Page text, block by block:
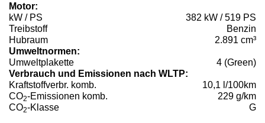
Motor:
kW / PS
382 kW / 519 PS
Treibstoff
Benzin
Hubraum
2.891 cm³
Umweltnormen:
Umweltplakette
4 (Green)
Verbrauch und Emissionen nach WLTP:
Kraftstoffverbr. komb.
10,1 l/100km
CO2-Emissionen komb.
229 g/km
CO2-Klasse G